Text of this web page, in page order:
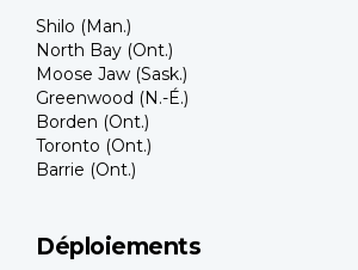
Shilo (Man.)
North Bay (Ont.)
Moose Jaw (Sask.)
Greenwood (N.-É.)
Borden (Ont.)
Toronto (Ont.)
Barrie (Ont.)
Déploiements